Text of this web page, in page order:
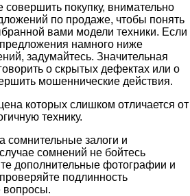
покупку, внимательно
по продаже, чтобы понять
вами модели техники. Если
намного ниже
задумайтесь. Значительная
о скрытых дефектах или о
мошеннические действия.
которых слишком отличается от
технику.
сомнительные залоги и
сомнений не бойтесь
дополнительные фотографии и
подлинность
вопросы.